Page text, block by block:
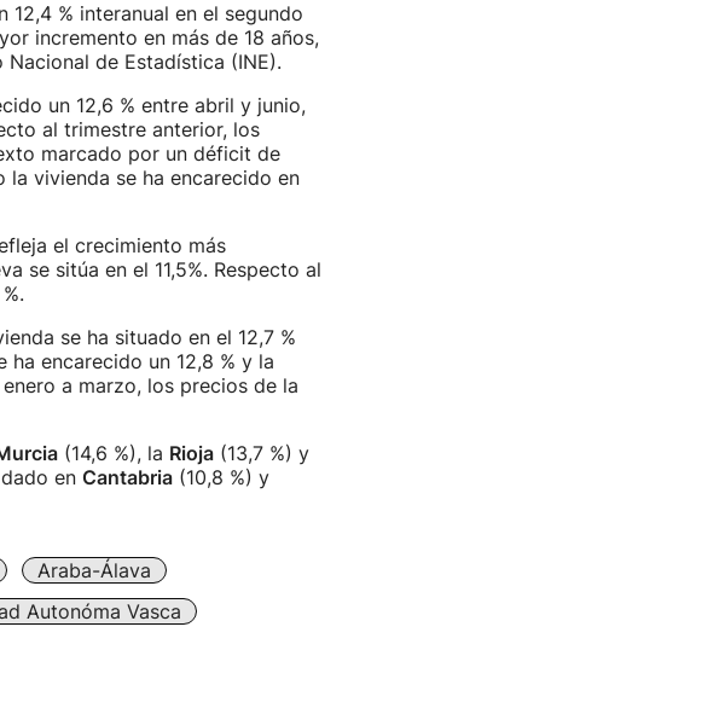
% interanual en el segundo
incremento en más de 18 años,
Nacional de Estadística (INE).
un 12,6 % entre abril y junio,
al trimestre anterior, los
marcado por un déficit de
la vivienda se ha encarecido en
el crecimiento más
se sitúa en el 11,5%. Respecto al
se ha situado en el 12,7 %
encarecido un 12,8 % y la
a marzo, los precios de la
(14,6 %), la Rioja(13,7 %) y
en Cantabria(10,8 %) y
Araba-Álava
Autonóma Vasca